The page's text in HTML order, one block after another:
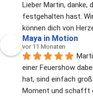
Lieber Martin, danke,
festgehalten hast.
können dich von
Maya in Motion
vor 11 Monaten
einer Feuershow
hat, sind einfach
Moment und schafft